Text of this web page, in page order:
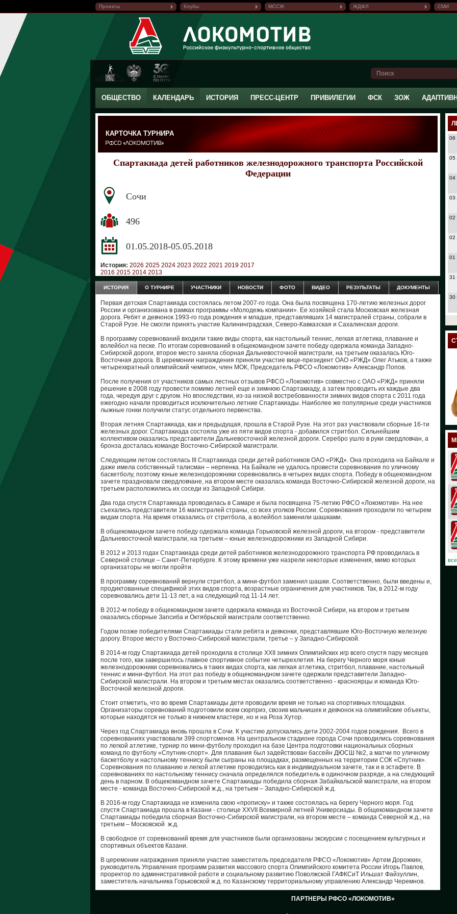
Проекты Клубы МССЖ ЖДФЛ СМИ
ОБЩЕСТВО КАЛЕНДАРЬ ИСТОРИЯ ПРЕСС-ЦЕНТР ПРИВИЛЕГИИ ФСК ЗОЖ
КАРТОЧКА ТУРНИРА
Спартакиада детей работников железнодорожного транспорта Российской
Федерации
Сочи
496
01.05.2018-05.05.2018
История: 2026 2025 2024 2023 2022 2021 2019 2017
2016 2015 2014 2013
ИСТОРИЯ О ТУРНИРЕ УЧАСТНИКИ НОВОСТИ ФОТО ВИДЕО РЕЗУЛЬТАТЫ ДОКУМЕНТЫ
Первая детская Спартакиада состоялась летом 2007-го года. Она была посвящена 170-летию железных дорог
России и организована в рамках программы «Молодежь компании». Ее хозяйкой стала Московская железная
дорога. Ребят и девчонок 1993-го года рождения и младше, представлявших 14 магистралей страны, собрали в
Старой Рузе. Не смогли принять участие Калининградская, Северо-Кавказская и Сахалинская дороги.
В программу соревнований входили такие виды спорта, как настольный теннис, легкая атлетика, плавание и
волейбол на песке. По итогам соревнований в общекомандном зачете победу одержала команда Западно-
Сибирской дороги, второе место заняла сборная Дальневосточной магистрали, на третьем оказалась Юго-
Восточная дорога. В церемонии награждения приняли участие вице-президент ОАО «РЖД» Олег Атьков, а также
четырехкратный олимпийский чемпион, член МОК, Председатель РФСО «Локомотив» Александр Попов.
После получения от участников самых лестных отзывов РФСО «Локомотив» совместно с ОАО «РЖД» приняли
решение в 2008 году провести помимо летней еще и зимнюю Спартакиаду, а затем проводить их каждые два
года, чередуя друг с другом. Но впоследствии, из-за низкой востребованности зимних видов спорта с 2011 года
ежегодно начали проводиться исключительно летние Спартакиады. Наиболее же популярные среди участников
лыжные гонки получили статус отдельного первенства.
Вторая летняя Спартакиада, как и предыдущая, прошла в Старой Рузе. На этот раз участвовали сборные 16-ти
железных дорог. Спартакиада состояла уже из пяти видов спорта - добавился стритбол. Сильнейшим
коллективом оказались представители Дальневосточной железной дороги. Серебро ушло в руки свердловчан, а
бронза досталась команде Восточно-Сибирской магистрали.
Следующим летом состоялась III Спартакиада среди детей работников ОАО «РЖД». Она проходила на Байкале и
даже имела собственный талисман – нерпенка. На Байкале не удалось провести соревнования по уличному
баскетболу, поэтому юные железнодорожники соревновались в четырех видах спорта. Победу в общекомандном
зачете праздновали свердловчане, на втором месте оказалась команда Восточно-Сибирской железной дороги, на
третьем расположились их соседи из Западной Сибири.
Два года спустя Спартакиада проводилась в Самаре и была посвящена 75-летию РФСО «Локомотив». На нее
съехались представители 16 магистралей страны, со всех уголков России. Соревнования проходили по четырем
видам спорта. На время отказались от стритбола, а волейбол заменили шашками.
В общекомандном зачете победу одержала команда Горьковской железной дороги, на втором - представители
Дальневосточной магистрали, на третьем – юные железнодорожники из Западной Сибири.
В 2012 и 2013 годах Спартакиада среди детей работников железнодорожного транспорта РФ проводилась в
Северной столице – Санкт-Петербурге. К этому времени уже назрели некоторые изменения, мимо которых
организаторы не могли пройти.
В программу соревнований вернули стритбол, а мини-футбол заменил шашки. Соответственно, были введены и,
продиктованные спецификой этих видов спорта, возрастные ограничения для участников. Так, в 2012-м году
соревновались дети 11-13 лет, а на следующий год 11-14 лет.
В 2012-м победу в общекомандном зачете одержала команда из Восточной Сибири, на втором и третьем
оказались сборные Запсиба и Октябрьской магистрали соответственно.
Годом позже победителями Спартакиады стали ребята и девчонки, представлявшие Юго-Восточную железную
дорогу. Второе место у Восточно-Сибирской магистрали, третье – у Западно-Сибирской.
В 2014-м году Спартакиада детей проходила в столице XXII зимних Олимпийских игр всего спустя пару месяцев
после того, как завершилось главное спортивное событие четырехлетия. На берегу Черного моря юные
железнодорожники соревновались в таких видах спорта, как легкая атлетика, стритбол, плавание, настольный
теннис и мини-футбол. На этот раз победу в общекомандном зачете одержали представители Западно-
Сибирской магистрали. На втором и третьем местах оказались соответственно - красноярцы и команда Юго-
Восточной железной дороги.
Стоит отметить, что во время Спартакиады дети проводили время не только на спортивных площадках.
Организаторы соревнований подготовили всем сюрприз, свозив мальчишек и девчонок на олимпийские объекты,
которые находятся не только в нижнем кластере, но и на Роза Хутор.
Через год Спартакиада вновь прошла в Сочи. К участию допускались дети 2002-2004 годов рождения. Всего в
соревнованиях участвовали 399 спортсменов. На центральном стадионе города Сочи проводились соревнования
по легкой атлетике, турнир по мини-футболу проходил на базе Центра подготовки национальных сборных
команд по футболу «Спутник-спорт». Для плавания был задействован бассейн ДЮСШ №2, а матчи по уличному
баскетболу и настольному теннису были сыграны на площадках, размещенных на территории СОК «Спутник».
Соревнования по плаванию и легкой атлетике проводились как в индивидуальном зачете, так и в эстафете. В
соревнованиях по настольному теннису сначала определялся победитель в одиночном разряде, а на следующий
день в парном. В общекомандном зачете Спартакиады победила сборная Забайкальской магистрали, на втором
месте - команда Восточно-Сибирской ж.д., на третьем – Западно-Сибирской ж.д.
В 2016-м году Спартакиада не изменила свою «прописку» и также состоялась на берегу Черного моря. Год
спустя Спартакиада прошла в Казани - столице XXVII Всемирной летней Универсиады. В общекомандном зачете
Спартакиады победила сборная Восточно-Сибирской магистрали, на втором месте – команда Северной ж.д., на
третьем – Московской ж.д.
В свободное от соревнований время для участников были организованы экскурсии с посещением культурных и
спортивных объектов Казани.
В церемонии награждения приняли участие заместитель председателя РФСО «Локомотив» Артем Дорожкин,
руководитель Управления программ развития массового спорта Олимпийского комитета России Игорь Павлов,
проректор по административной работе и социальному развитию Поволжской ГАФКСиТ Ильшат Файзуллин,
заместитель начальника Горьковской ж.д. по Казанскому территориальному управлению Александр Черемнов.
06
05
04
03
02
02
01
31
30
27
ПАРТНЕРЫ РФСО «ЛОКОМОТИВ»